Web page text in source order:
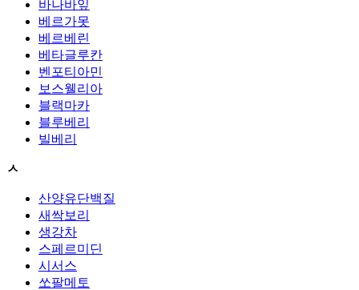
바나바잎
베르가못
베르베린
베타글루칸
벤포티아민
보스웰리아
블랙마카
블루베리
빌베리
ㅅ
산양유단백질
새싹보리
생강차
스페르미딘
시서스
쏘팔메토